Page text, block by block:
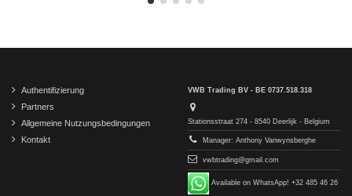
Authentifizierung
Partners
Allgemeine Nutzungsbedingungen
Kontakt
VWB Trading BV - BE 0737.518.318
Stationsstraat 274 - 8540 Deerlijk - Belgium
Manager: Anthony Vanwynsberghe
vwbtrading@gmail.com
Available on WhatsApp! +32 485 46 26